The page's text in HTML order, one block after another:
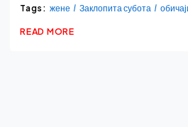
Tags: жене Заклопита субота
READ MORE